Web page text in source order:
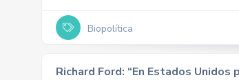
Biopolítica
Richard Ford: “En Estados